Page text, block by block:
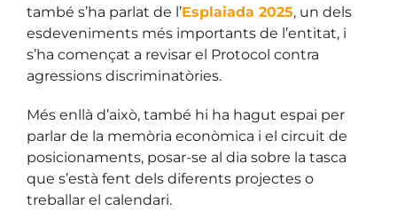
també s’ha parlat de l’Esplaiada 2025, un dels
esdeveniments més importants de l’entitat, i
s’ha començat a revisar el Protocol contra
agressions discriminatòries.
Més enllà d’això, també hi ha hagut espai per
parlar de la memòria econòmica i el circuit de
posicionaments, posar-se al dia sobre la tasca
que s’està fent dels diferents projectes o
treballar el calendari.